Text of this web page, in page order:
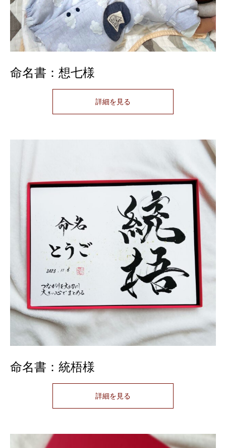
命名書：想七様
詳細を見る
命名書：統梧様
詳細を見る